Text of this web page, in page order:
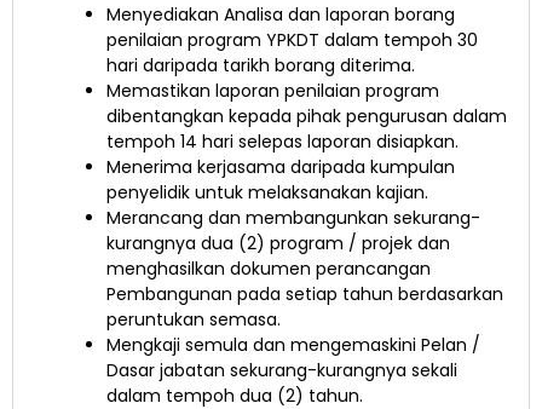
Menyediakan Analisa dan laporan borang
penilaian program YPKDT dalam tempoh 30
hari daripada tarikh borang diterima.
Memastikan laporan penilaian program
dibentangkan kepada pihak pengurusan dalam
tempoh 14 hari selepas laporan disiapkan.
Menerima kerjasama daripada kumpulan
penyelidik untuk melaksanakan kajian.
Merancang dan membangunkan sekurang-
kurangnya dua (2) program / projek dan
menghasilkan dokumen perancangan
Pembangunan pada setiap tahun berdasarkan
peruntukan semasa.
Mengkaji semula dan mengemaskini Pelan /
Dasar jabatan sekurang-kurangnya sekali
dalam tempoh dua (2) tahun.